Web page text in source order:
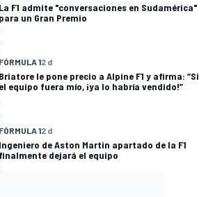
La F1 admite "conversaciones en Sudamérica"
para un Gran Premio
FÓRMULA 12 d
Briatore le pone precio a Alpine F1 y afirma: “Si
el equipo fuera mío, ¡ya lo habría vendido!”
FÓRMULA 12 d
Ingeniero de Aston Martin apartado de la F1
finalmente dejará el equipo